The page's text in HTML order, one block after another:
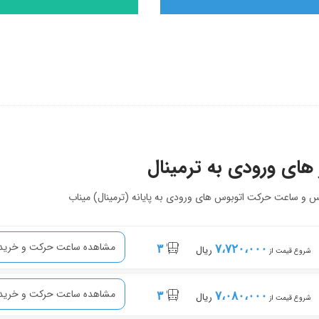
ورودی به ترمینال
ساعت حرکت اتوبوس های ورودی به پایانه (ترمینال) میناب
شروع قیمت از ۷،۷۲۰،۰۰۰ ریال ۳ مشاهده ساعت حرکت و
شروع قیمت از ۷،۰۸۰،۰۰۰ ریال ۳ مشاهده ساعت حرکت و